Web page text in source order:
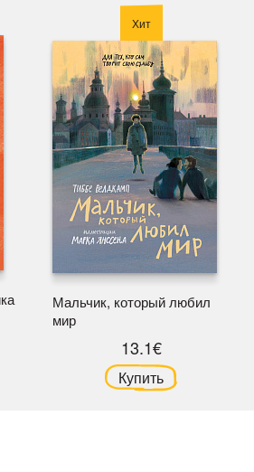
Хит
Мальчик, который любил
мир
13.1€
Купить